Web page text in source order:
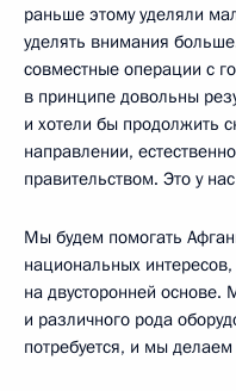
раньше этому уделяли
уделять внимания
совместные операции с
в принципе довольны
и хотели бы продолжить
направлении,
правительством. Это у
Мы будем помогать
национальных
на двусторонней основе.
и различного рода
потребуется, и мы делаем